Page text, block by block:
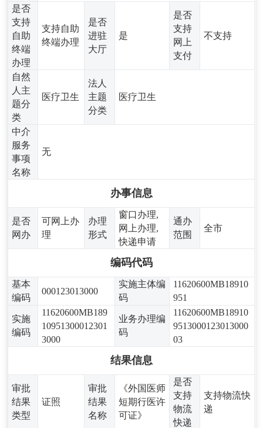
是否
支持
自助
终端
办理
支持自助
终端办理
是否
进驻
大厅
是
是否
支持
网上
支付
不支持
自然
人主
题分
类
医疗卫生
法人
主题
分类
医疗卫生
中介
服务
事项
名称
无
办事信息
是否
网办
可网上办
理
办理
形式
窗口办理,
网上办理,
快递申请
通办
范围
全市
编码代码
基本
编码
000123013000
实施主体编
码
11620600MB18910
951
实施
编码
11620600MB189
10951300012301
3000
业务办理编
码
11620600MB18910
9513000123013000
03
结果信息
审批
结果
类型
证照
审批
结果
名称
《外国医师
短期行医许
可证》
是否
支持
物流
快递
支持物流快
递